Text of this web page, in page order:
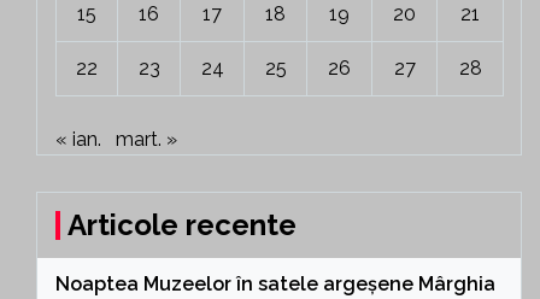
15 16 17 18 19 20 21
22 23 24 25 26 27 28
« ian. mart. »
Articole recente
Noaptea Muzeelor în satele argeșene Mârghia